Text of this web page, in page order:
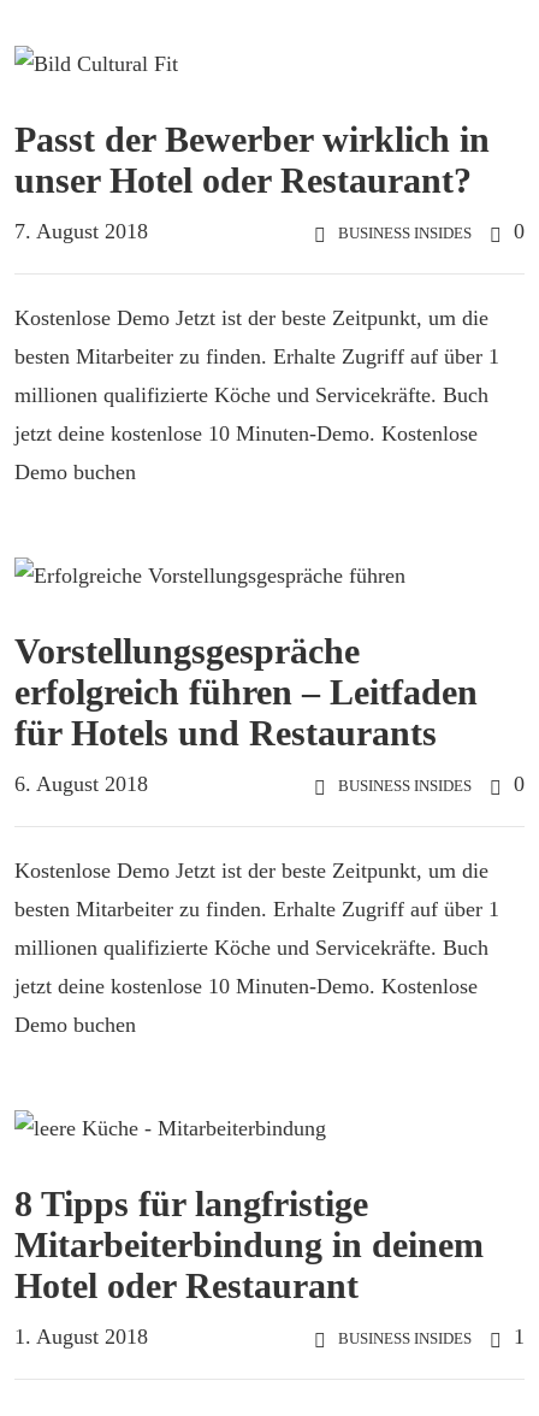
Passt der Bewerber wirklich in
unser Hotel oder Restaurant?
7. August 2018 BUSINESS INSIDES 0
Kostenlose Demo Jetzt ist der beste Zeitpunkt, um die
besten Mitarbeiter zu finden. Erhalte Zugriff auf über 1
millionen qualifizierte Köche und Servicekräfte. Buch
jetzt deine kostenlose 10 Minuten-Demo. Kostenlose
Demo buchen
Vorstellungsgespräche
erfolgreich führen – Leitfaden
für Hotels und Restaurants
6. August 2018 BUSINESS INSIDES 0
Kostenlose Demo Jetzt ist der beste Zeitpunkt, um die
besten Mitarbeiter zu finden. Erhalte Zugriff auf über 1
millionen qualifizierte Köche und Servicekräfte. Buch
jetzt deine kostenlose 10 Minuten-Demo. Kostenlose
Demo buchen
8 Tipps für langfristige
Mitarbeiterbindung in deinem
Hotel oder Restaurant
1. August 2018 BUSINESS INSIDES 1